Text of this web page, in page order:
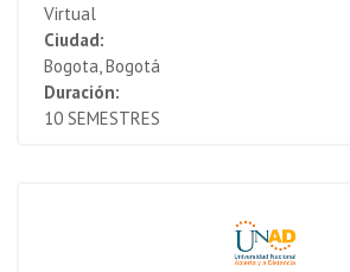
Virtual
Ciudad:
Bogota, Bogotá
Duración:
10 SEMESTRES